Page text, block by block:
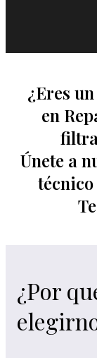
¿Eres
en
Únete a
¿Por